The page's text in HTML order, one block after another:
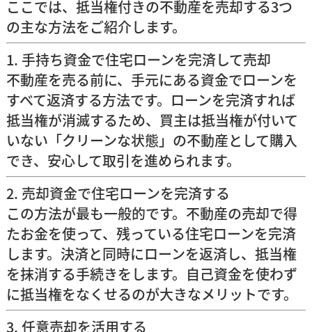
ここでは、抵当権付きの不動産を売却する3つ
の主な方法をご紹介します。
1. 手持ち資金で住宅ローンを完済して売却
不動産を売る前に、手元にある資金でローンを
すべて返済する方法です。ローンを完済すれば
抵当権が消滅するため、買主は抵当権が付いて
いない「クリーンな状態 」の不動産として購入
でき、安心して取引を進められます。
2. 売却資金で住宅ローンを完済する
この方法が最も一般的です。不動産の売却で得
たお金を使って、残っている住宅ローンを完済
します。決済と同時にローンを返済し、抵当権
を抹消する手続きをします。自己資金を使わず
に抵当権をなくせるのが大きなメリットです。
3. 任意売却を活用する